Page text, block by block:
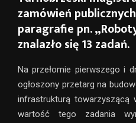
zamówień
paragrafie pn.
znalazło się 13 zadań.
Na przełomie pierwszego i
ogłoszony przetarg na
infrastrukturą towarzyszącą
wartość tego zadania